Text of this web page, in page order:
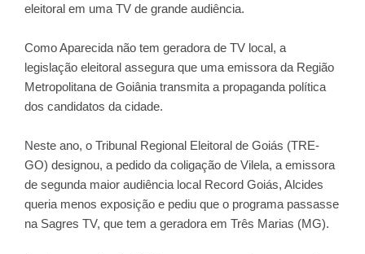
eleitoral em uma TV de grande audiência.
Como Aparecida não tem geradora de TV local, a
legislação eleitoral assegura que uma emissora da Região
Metropolitana de Goiânia transmita a propaganda política
dos candidatos da cidade.
Neste ano, o Tribunal Regional Eleitoral de Goiás (TRE-
GO) designou, a pedido da coligação de Vilela, a emissora
de segunda maior audiência local Record Goiás, Alcides
queria menos exposição e pediu que o programa passasse
na Sagres TV, que tem a geradora em Três Marias (MG).